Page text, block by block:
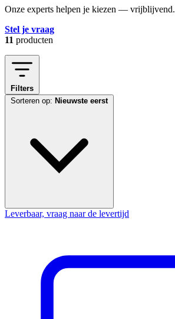
Onze experts helpen je kiezen — vrijblijvend.
Stel je vraag
11 producten
Filters
Sorteren op: Nieuwste eerst
Leverbaar, vraag naar de levertijd